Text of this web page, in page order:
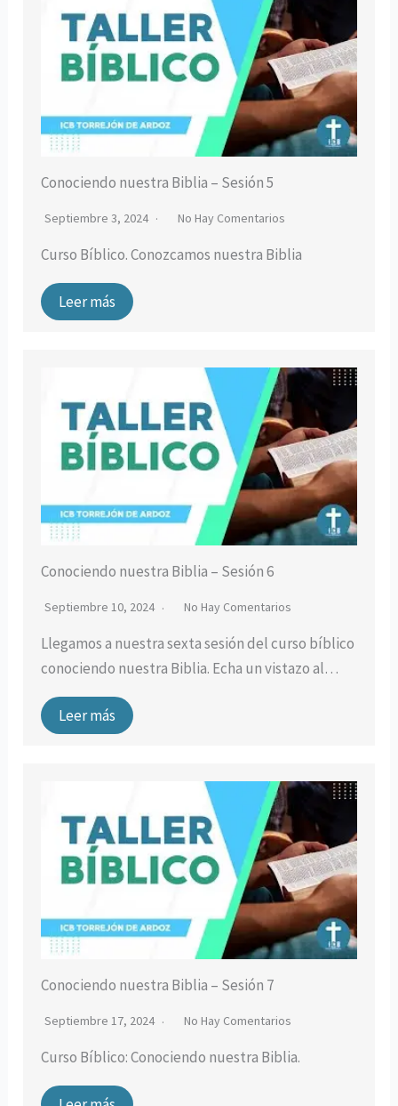
Conociendo nuestra Biblia – Sesión 5
Septiembre 3, 2024 No Hay Comentarios
Curso Bíblico. Conozcamos nuestra Biblia
Leer más
Conociendo nuestra Biblia – Sesión 6
Septiembre 10, 2024 No Hay Comentarios
Llegamos a nuestra sexta sesión del curso bíblico
conociendo nuestra Biblia. Echa un vistazo al…
Leer más
Conociendo nuestra Biblia – Sesión 7
Septiembre 17, 2024 No Hay Comentarios
Curso Bíblico: Conociendo nuestra Biblia.